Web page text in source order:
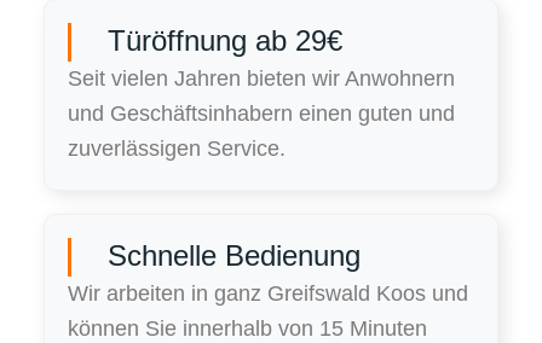
Türöffnung ab 29€
Seit vielen Jahren bieten wir Anwohnern
und Geschäftsinhabern einen guten und
zuverlässigen Service.
Schnelle Bedienung
Wir arbeiten in ganz Greifswald Koos und
können Sie innerhalb von 15 Minuten